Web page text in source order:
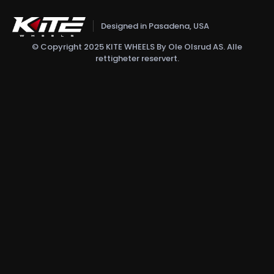
Designed in Pasadena, USA
© Copyright 2025 KITE WHEELS By Ole Olsrud AS. Alle
rettigheter reservert.